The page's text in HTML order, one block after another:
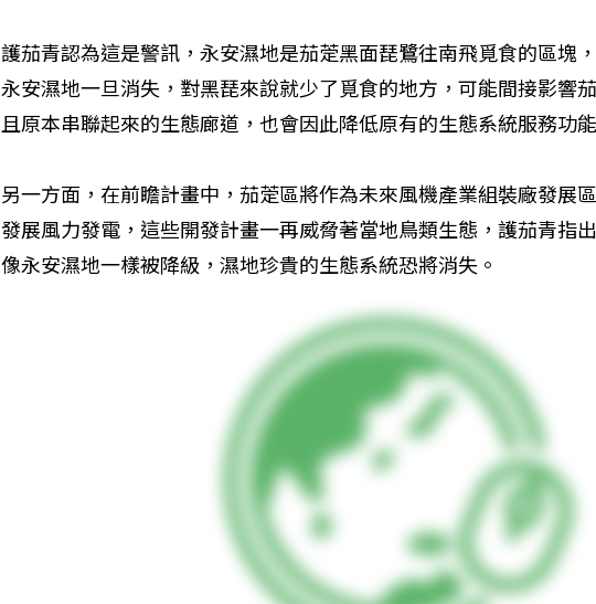
護茄青認為這是警訊，永安濕地是茄萣黑面琵鷺往南飛覓食的區塊
永安濕地一旦消失，對黑琵來說就少了覓食的地方，可能間接影響
且原本串聯起來的生態廊道，也會因此降低原有的生態系統服務功能
另一方面，在前瞻計畫中，茄萣區將作為未來風機產業組裝廠發展
發展風力發電，這些開發計畫一再威脅著當地鳥類生態，護茄青指
像永安濕地一樣被降級，濕地珍貴的生態系統恐將消失。